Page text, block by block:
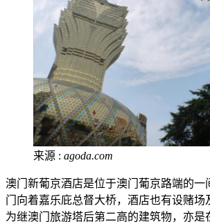
来源 : agoda.com
澳门新葡京酒店是位于澳门葡京路端的一
门向着嘉乐庇总督大桥，酒店也有设赌场
为继澳门旅游塔后第二高的建筑物，亦是